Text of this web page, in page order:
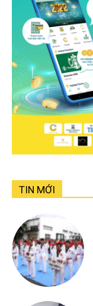
TIN MỚI